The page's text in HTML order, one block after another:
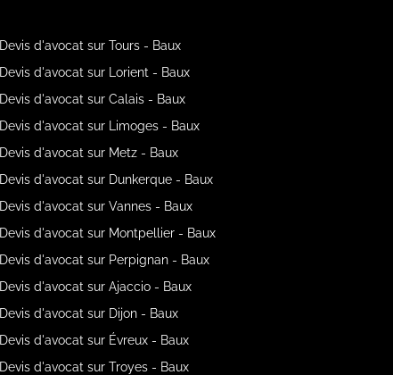
Devis d'avocat sur Tours - Baux
Devis d'avocat sur Lorient - Baux
Devis d'avocat sur Calais - Baux
Devis d'avocat sur Limoges - Baux
Devis d'avocat sur Metz - Baux
Devis d'avocat sur Dunkerque - Baux
Devis d'avocat sur Vannes - Baux
Devis d'avocat sur Montpellier - Baux
Devis d'avocat sur Perpignan - Baux
Devis d'avocat sur Ajaccio - Baux
Devis d'avocat sur Dijon - Baux
Devis d'avocat sur Évreux - Baux
Devis d'avocat sur Troyes - Baux